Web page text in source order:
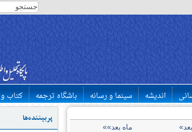
اندیشه سینما و رسانه باشگاه ترجمه کتاب
پربیننده‌ها
ماه بعد»»